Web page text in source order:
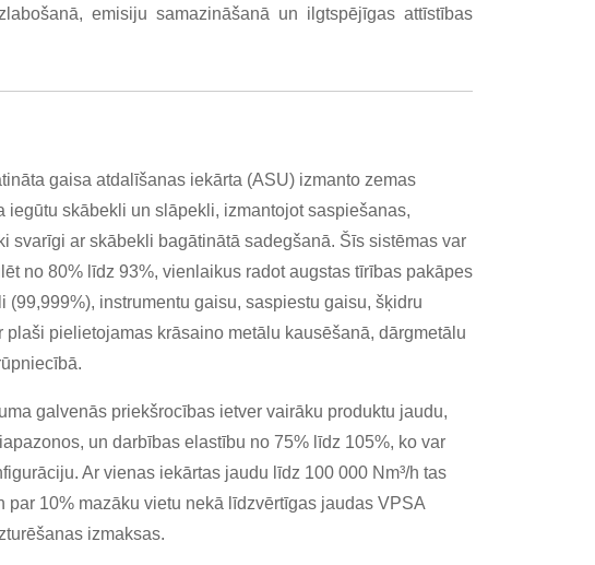
emisiju samazināšanā un ilgtspējīgas attīstības
gaisa atdalīšanas iekārta (ASU) izmanto zemas
skābekli un slāpekli, izmantojot saspiešanas,
svarīgi ar skābekli bagātinātā sadegšanā. Šīs sistēmas var
no 80% līdz 93%, vienlaikus radot augstas tīrības pakāpes
instrumentu gaisu, saspiestu gaisu, šķidru
pielietojamas krāsaino metālu kausēšanā, dārgmetālu
galvenās priekšrocības ietver vairāku produktu jaudu,
un darbības elastību no 75% līdz 105%, ko var
Ar vienas iekārtas jaudu līdz 100 000 Nm³/h tas
10% mazāku vietu nekā līdzvērtīgas jaudas VPSA
izmaksas.